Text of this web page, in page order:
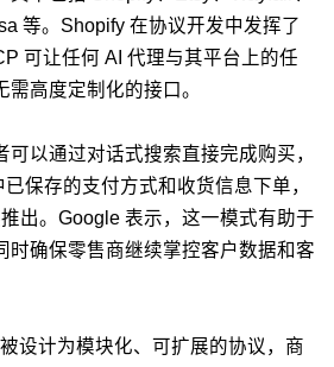
等。Shopify 在协议开发中发挥了
可让任何 AI 代理与其平台上的任
高度定制化的接口。
以通过对话式搜索直接完成购买，
保存的支付方式和收货信息下单，
出。Google 表示，这一模式有助于
时确保零售商继续掌控客户数据和客
设计为模块化、可扩展的协议，商